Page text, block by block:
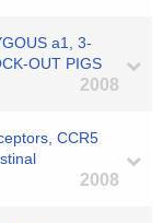
a1, 3-
OUT PIGS
2008
CCR5
2008